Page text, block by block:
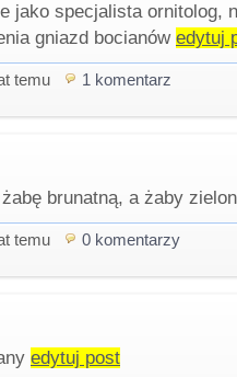
jako specjalista ornitolog,
gniazd bocianów edytuj
temu 1 komentarz
brunatną, a żaby
temu 0 komentarzy
edytuj post